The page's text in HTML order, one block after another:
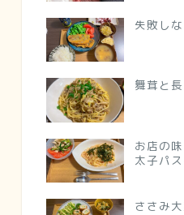
失敗し
舞茸と
お店の
太子パス
ささみ